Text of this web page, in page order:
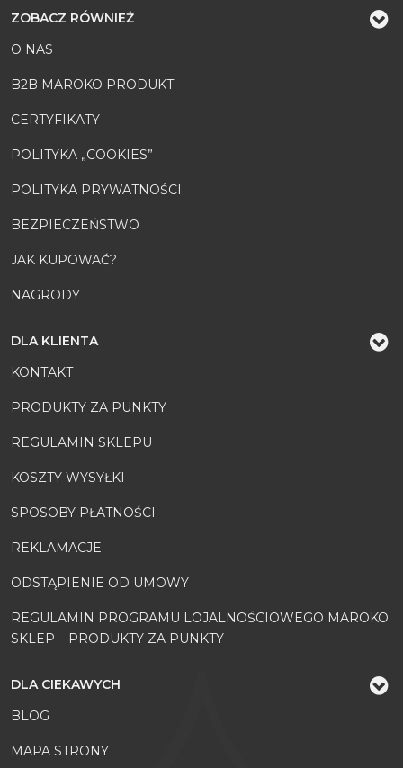
ZOBACZ RÓWNIEŻ
O NAS
B2B MAROKO PRODUKT
CERTYFIKATY
POLITYKA „COOKIES”
POLITYKA PRYWATNOŚCI
BEZPIECZEŃSTWO
JAK KUPOWAĆ?
NAGRODY
DLA KLIENTA
KONTAKT
PRODUKTY ZA PUNKTY
REGULAMIN SKLEPU
KOSZTY WYSYŁKI
SPOSOBY PŁATNOŚCI
REKLAMACJE
ODSTĄPIENIE OD UMOWY
REGULAMIN PROGRAMU LOJALNOŚCIOWEGO MAROKO
SKLEP – PRODUKTY ZA PUNKTY
DLA CIEKAWYCH
BLOG
MAPA STRONY